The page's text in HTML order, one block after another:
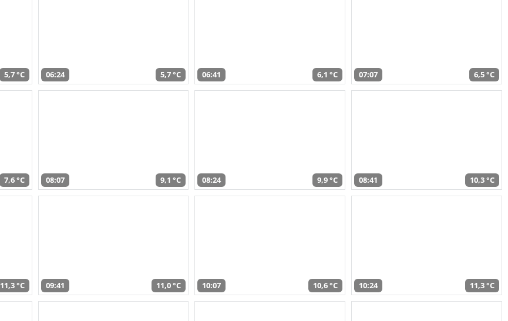
5,7 °C 06:24 5,7 °C 06:41 6,1 °C 07:07 6,5 °C
7,6 °C 08:07 9,1 °C 08:24 9,9 °C 08:41 10,3 °C
11,3 °C 09:41 11,0 °C 10:07 10,6 °C 10:24 11,3 °C